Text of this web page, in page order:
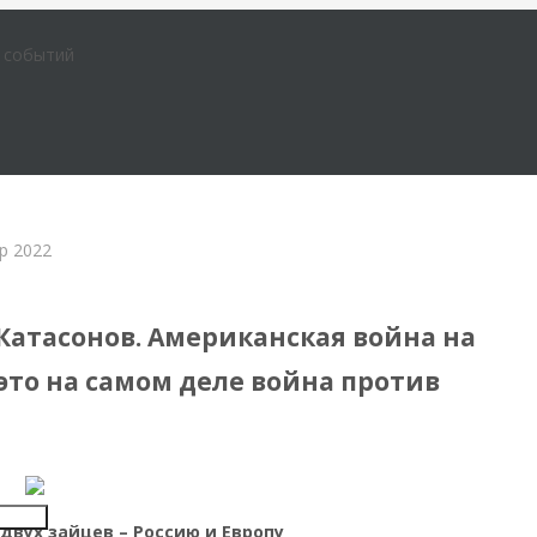
событий
2022
Американская война на
на самом деле война против
зайцев – Россию и Европу